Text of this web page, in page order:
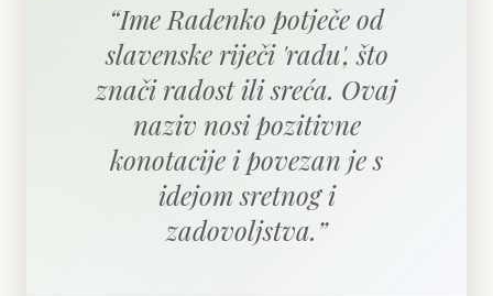
“Ime Radenko potječe od
slavenske riječi 'radu', što
znači radost ili sreća. Ovaj
naziv nosi pozitivne
konotacije i povezan je s
idejom sretnog i
zadovoljstva.”